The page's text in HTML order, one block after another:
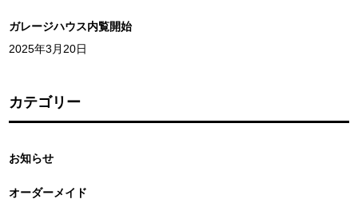
ガレージハウス内覧開始
2025年3月20日
カテゴリー
お知らせ
オーダーメイド